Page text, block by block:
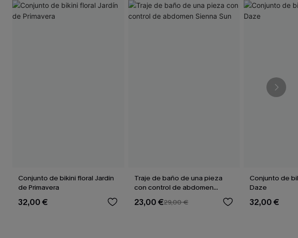
Conjunto de bikini floral Jardín
de Primavera
32,00 €
Traje de baño de una pieza
con control de abdomen
Sienna Sun
23,00 €29,00 €
Conjunto de
Daze
32,00 €